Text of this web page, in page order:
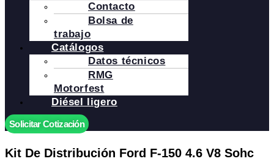
Contacto
Bolsa de
trabajo
Catálogos
Datos técnicos
RMG
Motorfest
Diésel ligero
Solicitar Cotización
Kit De Distribución Ford F-150 4.6 V8 Sohc